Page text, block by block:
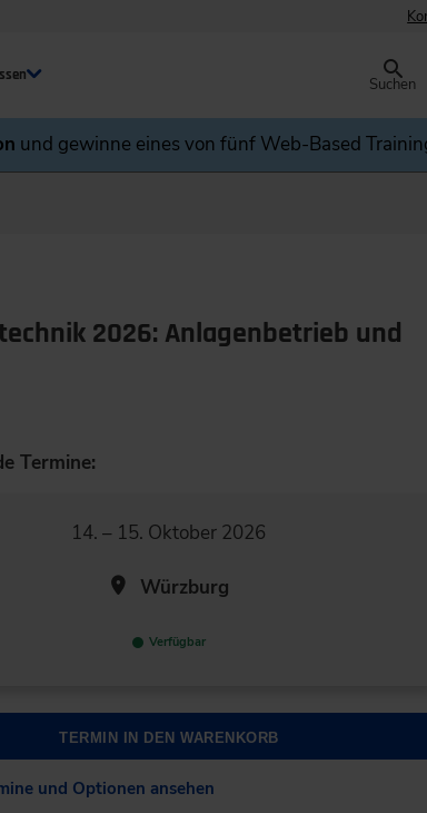
Suchen
und gewinne eines von fünf Web-Based
2026: Anlagenbetrieb und
Termine:
14. – 15. Oktober 2026
Würzburg
Verfügbar
TERMIN IN DEN WARENKORB
und Optionen ansehen